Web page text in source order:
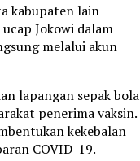
kabupaten lain
Jokowi dalam
melalui akun
lapangan sepak bola
penerima vaksin.
kekebalan
COVID-19.